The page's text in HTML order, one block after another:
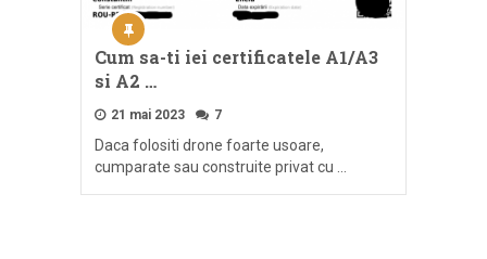
Cum sa-ti iei certificatele A1/A3
si A2 …
21 mai 2023 7
Daca folositi drone foarte usoare,
cumparate sau construite privat cu …